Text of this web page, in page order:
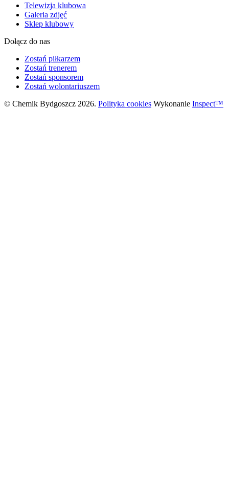
Telewizja klubowa
Galeria zdjęć
Sklep klubowy
Dołącz do nas
Zostań piłkarzem
Zostań trenerem
Zostań sponsorem
Zostań wolontariuszem
© Chemik Bydgoszcz 2026. Polityka cookies Wykonanie Inspect™